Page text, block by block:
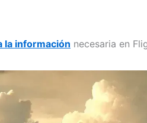
la información necesaria en